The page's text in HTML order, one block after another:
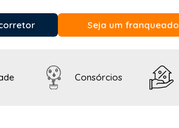
Seja um franqueado
Consórcios